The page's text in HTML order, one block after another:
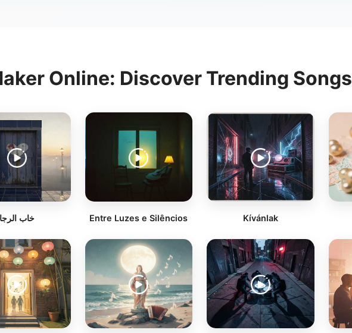
Online: Discover Trending Songs
خاب الرجا Entre Luzes e Silêncios Kívánlak